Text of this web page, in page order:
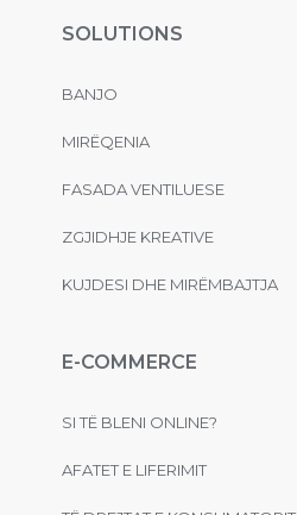
SOLUTIONS
BANJO
MIRËQENIA
FASADA VENTILUESE
ZGJIDHJE KREATIVE
KUJDESI DHE MIRËMBAJTJA
E-COMMERCE
SI TË BLENI ONLINE?
AFATET E LIFERIMIT